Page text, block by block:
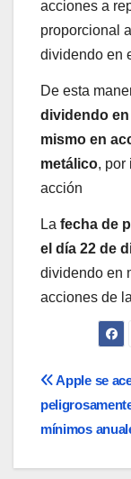
acciones a
proporcional
dividendo en
De esta
dividendo en
mismo en
metálico, por
acción
La fecha de
el día 22 de
dividendo en
acciones de
de
Apple se
mínimos